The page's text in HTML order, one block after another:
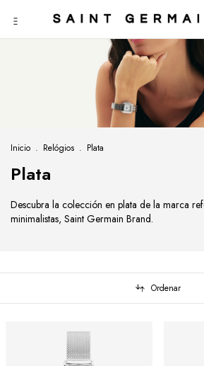
Inicio . Relógios . Plata
Plata
Descubra la colección en plata de la marca
minimalistas, Saint Germain Brand.
Ordenar